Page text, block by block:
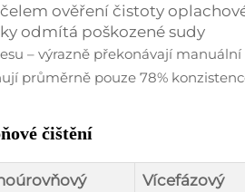
ověření čistoty
odmítá poškozené sudy
– výrazně překonávají
průměrně pouze 78%
čištění
Vícefázový